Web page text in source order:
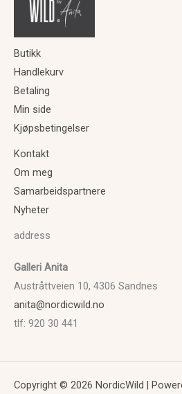
Butikk
Handlekurv
Betaling
Min side
Kjøpsbetingelser
Kontakt
Om meg
Samarbeidspartnere
Nyheter
address
Galleri Anita
Austråttveien 10, 4306 Sandnes
anita@nordicwild.no
tlf: 920 30 441
Copyright © 2026 NordicWild |